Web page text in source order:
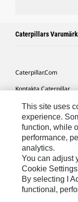
Caterpillars
Caterpillar.com
Kontakta Caterpillar
Mina
Platskarta
Cookie Settings
Juridiskt
Sekretess
This site uses
experience.
function, while
performance,
analytics.
You can adjust
Cookie
By selecting I
functional,